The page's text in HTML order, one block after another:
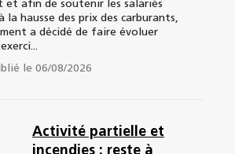
et afin de soutenir les salariés
la hausse des prix des carburants,
a décidé de faire évoluer
le 06/08/2026
Activité partielle et